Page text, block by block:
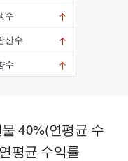
40%(연평균 수
평균 수익률